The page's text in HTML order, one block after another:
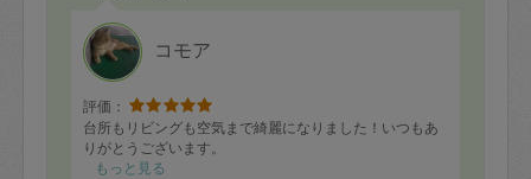
コモア
評価：
台所もリビングも空気まで綺麗になりました！いつもあ
りがとうございます。
もっと見る